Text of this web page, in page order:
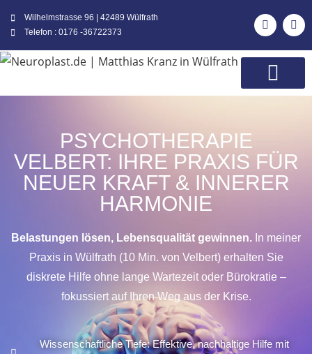
Wilhelmstrasse 96 | 42489 Wülfrath
Telefon : 0176 -36722373
PSYCHOTHERAPIE
VELBERT: IHRE PRAXIS FÜR
NEUER KRAFT & INNERER
HARMONIE
Belastungen lösen, Lebensqualität gewinnen. In meiner
Praxis in Wülfrath (10 Min. von Velbert) erhalten Sie
diskrete Hilfe ohne lange Wartezeit oder Bürokratie –
fokussiert auf Ihren Weg aus der Krise.
Wissenschaftliche Tiefe: Effektive, nachhaltige Hilfe mit